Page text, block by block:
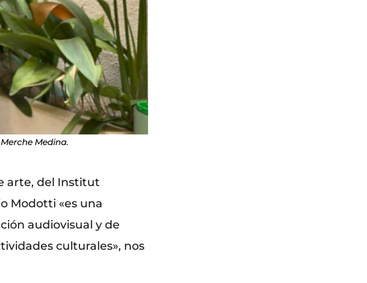
Medina.
arte, del Institut
Modotti «es una
audiovisual y de
culturales», nos